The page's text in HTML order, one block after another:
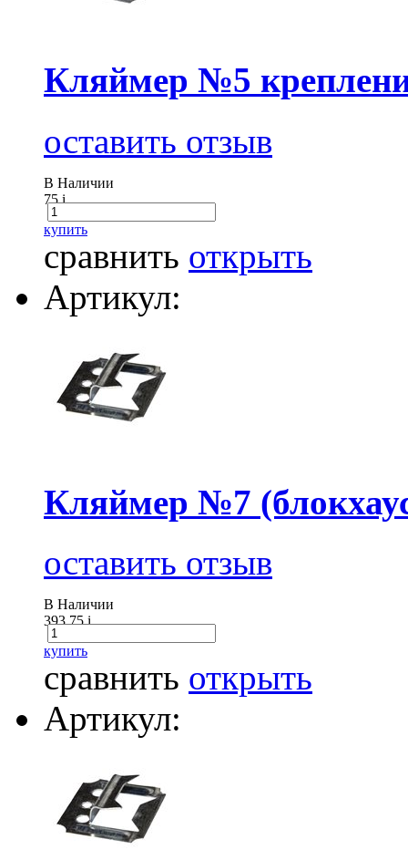
Кляймер №5
оставить отзыв
В Наличии
75i
купить
сравнить открыть
Артикул:
Кляймер №7
оставить отзыв
В Наличии
393.75i
купить
сравнить открыть
Артикул: